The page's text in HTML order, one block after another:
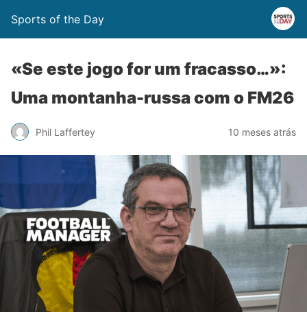
Sports of the Day
«Se este jogo for um fracasso…»:
Uma montanha-russa com o FM26
Phil Laffertey 10 meses atrás